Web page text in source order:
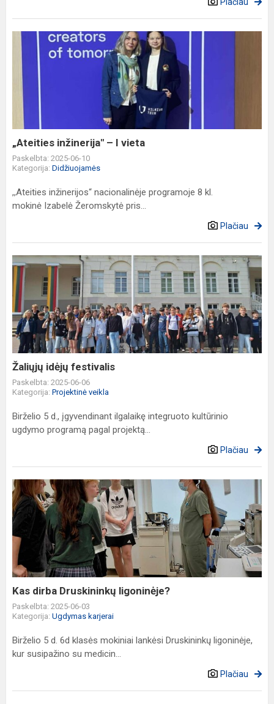
„Ateities
inžinerija"
vieta
„Ateities inžinerija" – I vieta
Paskelbta: 2025-06-10
Kategorija: Didžiuojamės
,,Ateities inžinerijos“ nacionalinėje programoje 8 kl.
mokinė Izabelė Žeromskytė pris...
Plačiau
Žaliųjų
idėjų
festivalis
Žaliųjų idėjų festivalis
Paskelbta: 2025-06-06
Kategorija: Projektinė veikla
Birželio 5 d., įgyvendinant ilgalaikę integruoto kultūrinio
ugdymo programą pagal projektą...
Plačiau
Kas
dirba
Druskininkų
ligoninėje?
Kas dirba Druskininkų ligoninėje?
Paskelbta: 2025-06-03
Kategorija: Ugdymas karjerai
Birželio 5 d. 6d klasės mokiniai lankėsi Druskininkų ligoninėje,
kur susipažino su medicin...
Plačiau